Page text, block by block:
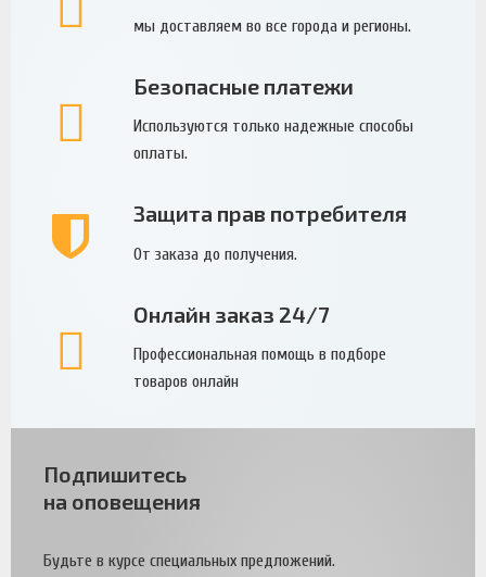
мы доставляем во все города и регионы.
Безопасные платежи
Используются только надежные способы
оплаты.
Защита прав потребителя
От заказа до получения.
Онлайн заказ 24/7
Профессиональная помощь в подборе
товаров онлайн
Подпишитесь
на оповещения
Будьте в курсе специальных предложений.